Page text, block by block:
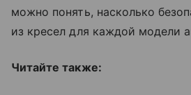
можно понять, насколько
из кресел для каждой модели
Читайте также: